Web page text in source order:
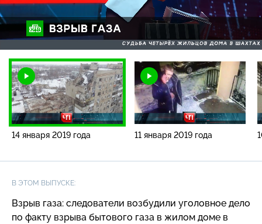
/
Загрузка:
14 января 2019 года 11 января 2019 года
В ЭТОМ ВЫПУСКЕ:
Взрыв газа: следователи возбудили уголовное дело
по факту взрыва бытового газа в жилом доме в